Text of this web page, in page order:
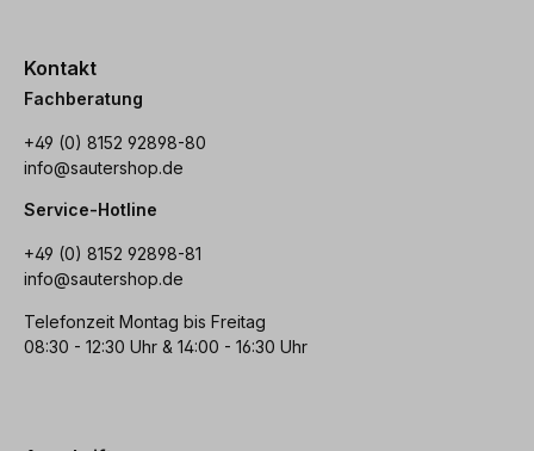
Kontakt
Fachberatung
+49 (0) 8152 92898-80
info@sautershop.de
Service-Hotline
+49 (0) 8152 92898-81
info@sautershop.de
Telefonzeit Montag bis Freitag
08:30 - 12:30 Uhr & 14:00 - 16:30 Uhr